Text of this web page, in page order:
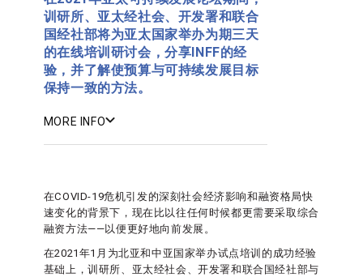
训研所、亚太经社会、开发署和联合
国经社部将为亚太国家举办为期三天
的在线培训研讨会，分享INFF的经
验，并了解使预算与可持续发展目标
保持一致的方法。
MORE INFO
在COVID-19危机引发的深刻社会经济影响和融资格局快
速变化的背景下，现在比以往任何时候都更需要采取综合
融资方法——以便更好地向前发展。
在2021年1月为北亚和中亚国家举办试点培训的成功经验
基础上，训研所、亚太经社会、开发署和联合国经社部与